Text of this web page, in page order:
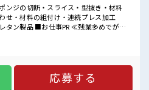
！
ンジの切断・スライス・型抜き・材料
せ・材料の組付け・連続プレス加工
PR ≪残業多めでがっ
望される方にオススメ。 残業は月20時
安だけど、 しっかり働く環境が整って
ルUP・ステップUP目指していきまし
目指せる≫ 高時給だらけの派遣のお仕
応募する